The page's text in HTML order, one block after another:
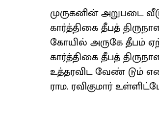
முரு​க​னின் அறு​படை
கார்த்​திகை தீபத்
கோயில் அருகே தீபம்
கார்த்​திகை தீபத்
உத்​தர​விட வேண் டும்
ராம. ரவி​கு​மார்